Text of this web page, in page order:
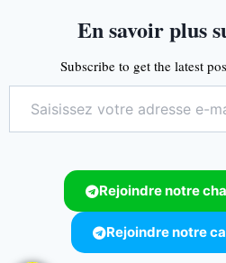
En savoir plus
Subscribe to get the latest
Rejoindre notre
Rejoindre notre